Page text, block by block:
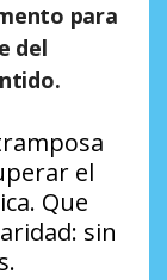
para
del
el
Que
sin